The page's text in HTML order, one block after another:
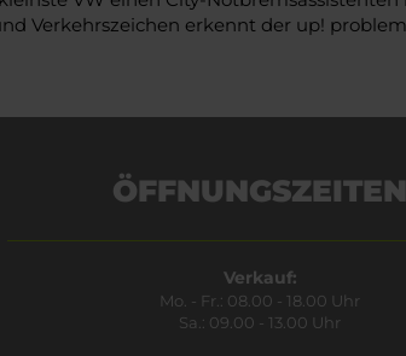
Verkehrszeichen erkennt der up!
ÖFFNUNGSZEITEN
Verkauf:
Mo. - Fr.: 08.00 - 18.00 Uhr
Sa.: 09.00 - 13.00 Uhr